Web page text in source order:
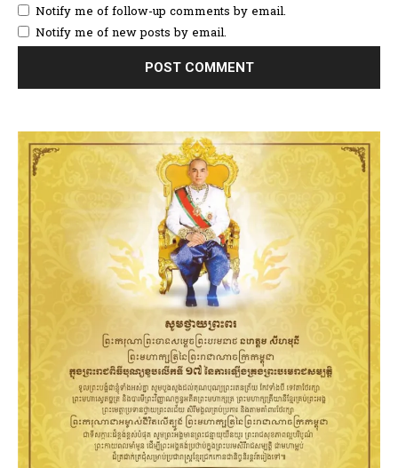
Notify me of follow-up comments by email.
Notify me of new posts by email.